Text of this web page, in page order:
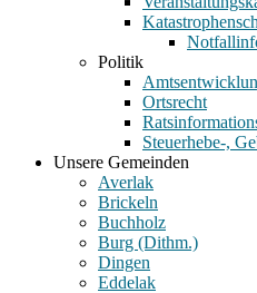
Politik
Ortsrecht
Steuerhebe-,
Unsere Gemeinden
Averlak
Brickeln
Buchholz
Burg (Dithm.)
Dingen
Eddelak